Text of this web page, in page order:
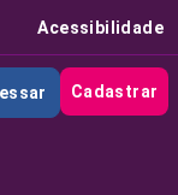
Acessibilidade
Cadastrar